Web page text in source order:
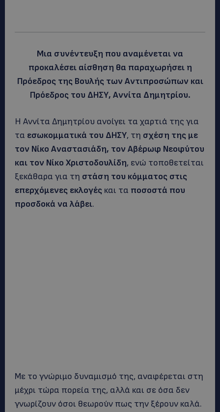
Μια συνέντευξη που αναμένεται να
προκαλέσει αίσθηση θα παραχωρήσει η
Πρόεδρος της Βουλής των Αντιπροσώπων και
Πρόεδρος του ΔΗΣΥ, Αννίτα Δημητρίου.
Η Αννίτα Δημητρίου ανοίγει τα χαρτιά της για
τα εσωκομματικά του ΔΗΣΥ, τη σχέση της με
τον Νίκο Αναστασιάδη, τον Αβέρωφ Νεοφύτου
και τον Νίκο Χριστοδουλίδη, ενώ τοποθετείται
ξεκάθαρα για τη στάση του κόμματος στις
επερχόμενες εκλογές και τα ποσοστά που
προσδοκά να λάβει.
Με το γνώριμο δυναμισμό της, αναφέρεται στη
μέχρι τώρα πορεία της, αλλά και σε όσα δεν
γνωρίζουν όσοι θεωρούν πως την ξέρουν καλά.